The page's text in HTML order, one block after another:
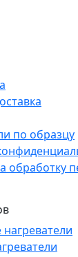
по образцу
обработку